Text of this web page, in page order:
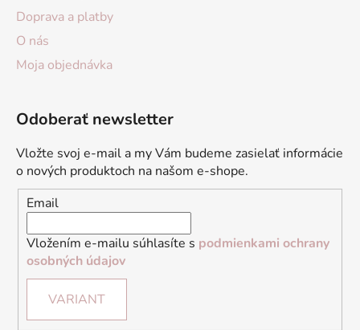
Doprava a platby
O nás
Moja objednávka
Odoberať newsletter
Vložte svoj e-mail a my Vám budeme zasielať informácie
o nových produktoch na našom e-shope.
Email
Vložením e-mailu súhlasíte s podmienkami ochrany
osobných údajov
VARIANT